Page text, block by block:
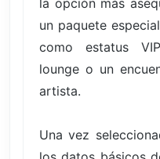
un paquete
como estatus
lounge o un
artista.
Una vez